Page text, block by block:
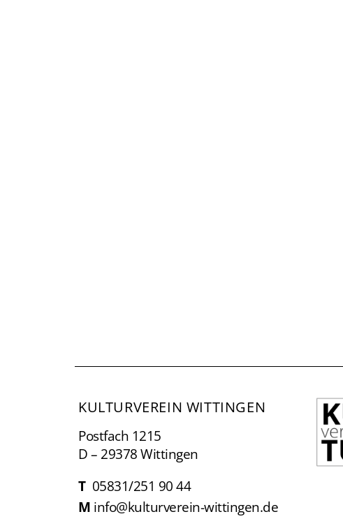
KULTURVEREIN WITTINGEN
Postfach 1215
D – 29378 Wittingen
T05831/251 90 44
M info@kulturverein-wittingen.de